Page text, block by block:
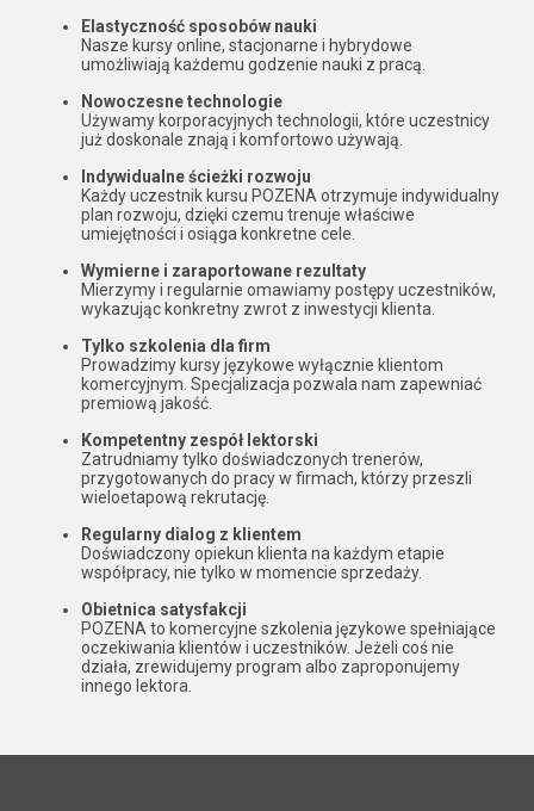
Elastyczność sposobów nauki
Nasze kursy online, stacjonarne i hybrydowe
umożliwiają każdemu godzenie nauki z pracą.
Nowoczesne technologie
Używamy korporacyjnych technologii, które uczestnicy
już doskonale znają i komfortowo używają.
Indywidualne ścieżki rozwoju
Każdy uczestnik kursu POZENA otrzymuje indywidualny
plan rozwoju, dzięki czemu trenuje właściwe
umiejętności i osiąga konkretne cele.
Wymierne i zaraportowane rezultaty
Mierzymy i regularnie omawiamy postępy uczestników,
wykazując konkretny zwrot z inwestycji klienta.
Tylko szkolenia dla firm
Prowadzimy kursy językowe wyłącznie klientom
komercyjnym. Specjalizacja pozwala nam zapewniać
premiową jakość.
Kompetentny zespół lektorski
Zatrudniamy tylko doświadczonych trenerów,
przygotowanych do pracy w firmach, którzy przeszli
wieloetapową rekrutację.
Regularny dialog z klientem
Doświadczony opiekun klienta na każdym etapie
współpracy, nie tylko w momencie sprzedaży.
Obietnica satysfakcji
POZENA to komercyjne szkolenia językowe spełniające
oczekiwania klientów i uczestników. Jeżeli coś nie
działa, zrewidujemy program albo zaproponujemy
innego lektora.